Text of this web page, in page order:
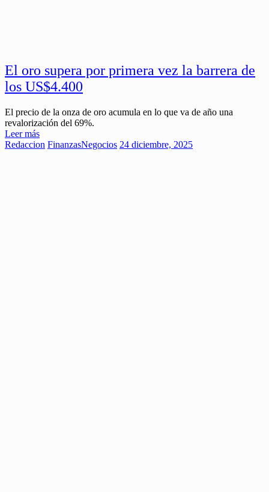
El oro supera por primera vez la barrera de
los US$4.400
El precio de la onza de oro acumula en lo que va de año una
revalorización del 69%.
Leer más
Redaccion FinanzasNegocios 24 diciembre, 2025